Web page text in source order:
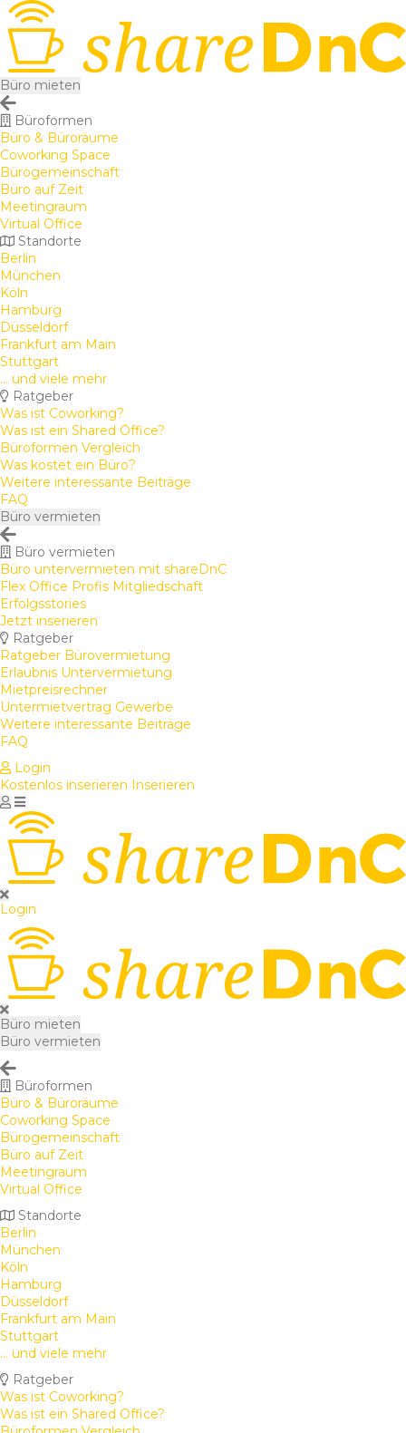
Büro mieten
Büroformen
Büro & Büroräume
Coworking Space
Bürogemeinschaft
Büro auf Zeit
Meetingraum
Virtual Office
Standorte
Berlin
München
Köln
Hamburg
Düsseldorf
Frankfurt am Main
Stuttgart
... und viele mehr
Ratgeber
Was ist Coworking?
Was ist ein Shared Office?
Büroformen Vergleich
Was kostet ein Büro?
Weitere interessante Beiträge
FAQ
Büro vermieten
Büro vermieten
Büro untervermieten mit shareDnC
Flex Office Profis Mitgliedschaft
Erfolgsstories
Jetzt inserieren
Ratgeber
Ratgeber Bürovermietung
Erlaubnis Untervermietung
Mietpreisrechner
Untermietvertrag Gewerbe
Weitere interessante Beiträge
FAQ
Login
Kostenlos inserieren Inserieren
Login
Büro mieten
Büro vermieten
Büroformen
Büro & Büroräume
Coworking Space
Bürogemeinschaft
Büro auf Zeit
Meetingraum
Virtual Office
Standorte
Berlin
München
Köln
Hamburg
Düsseldorf
Frankfurt am Main
Stuttgart
... und viele mehr
Ratgeber
Was ist Coworking?
Was ist ein Shared Office?